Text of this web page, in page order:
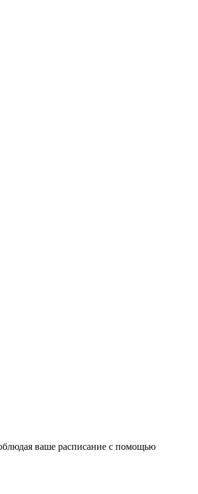
ваше расписание с помощью